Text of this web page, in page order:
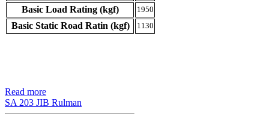
Basic Load Rating (kgf) 1950
Basic Static Road Ratin (kgf) 1130
Read more
SA 203 JIB Rulman